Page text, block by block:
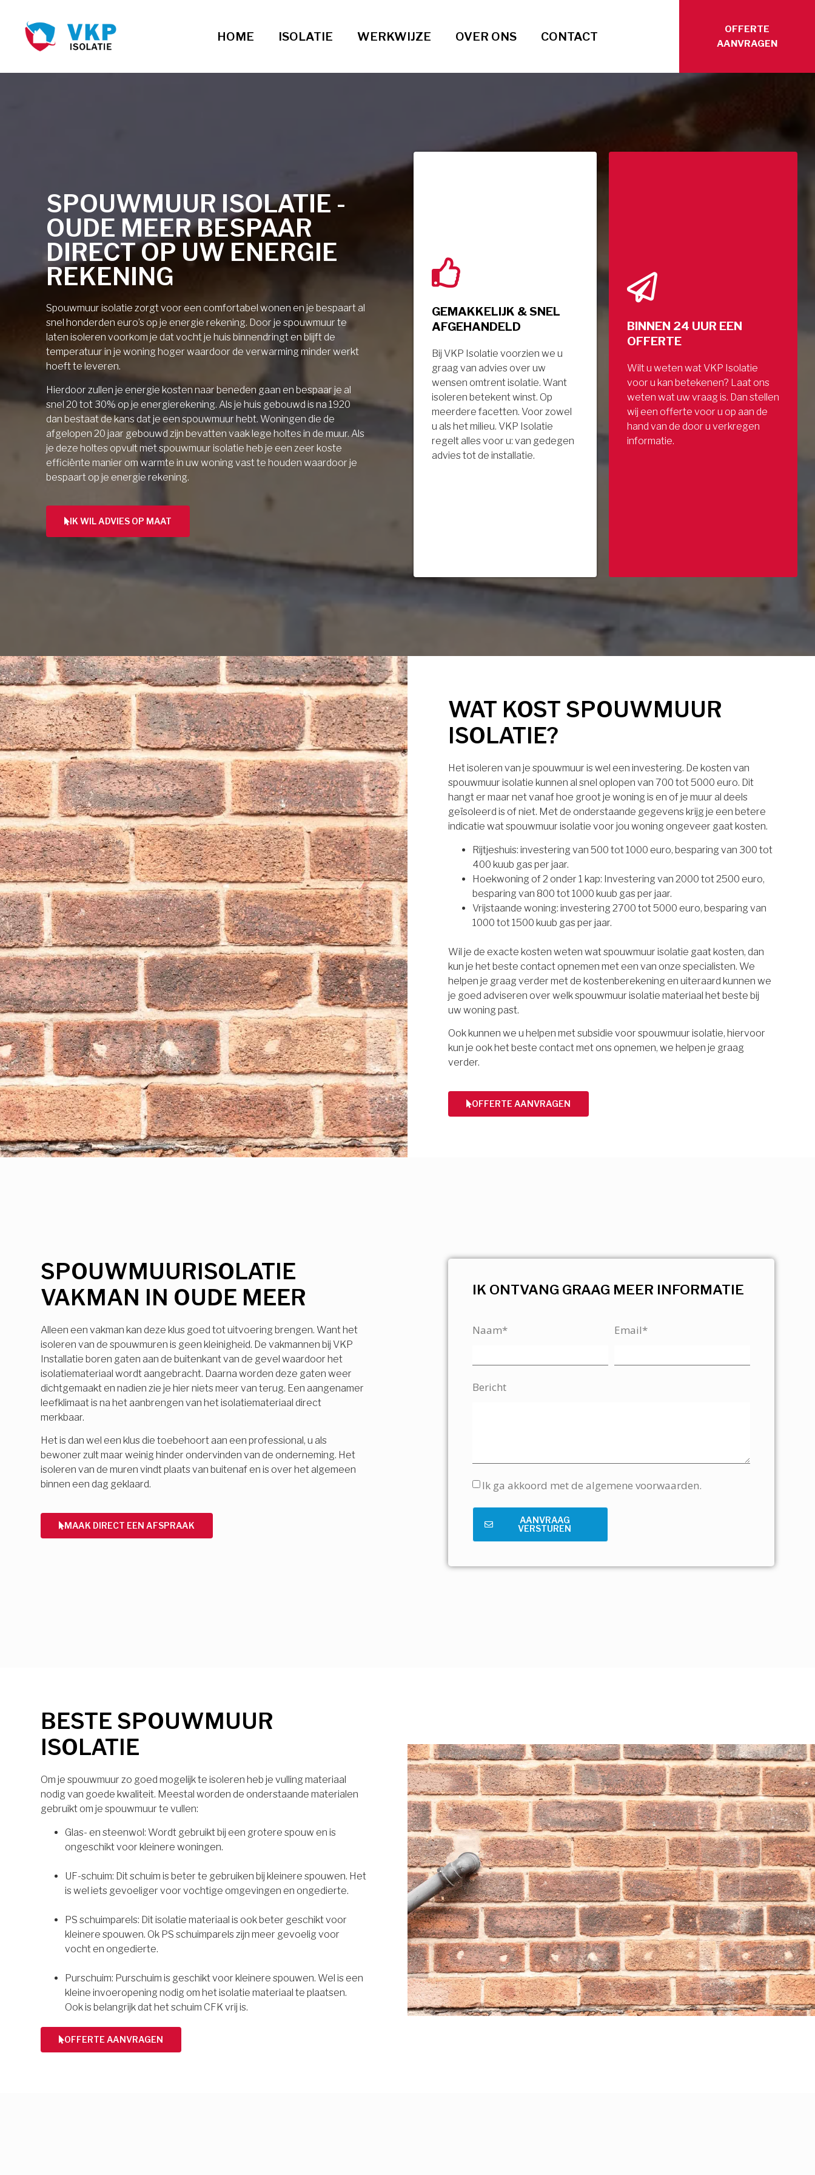
HOME ISOLATIE WERKWIJZE OVER ONS CONTACT
OFFERTE
AANVRAGEN
SPOUWMUUR ISOLATIE -
OUDE MEER BESPAAR
DIRECT OP UW ENERGIE
REKENING
Spouwmuur isolatie zorgt voor een comfortabel wonen en je bespaart al
snel honderden euro’s op je energie rekening. Door je spouwmuur te
laten isoleren voorkom je dat vocht je huis binnendringt en blijft de
temperatuur in je woning hoger waardoor de verwarming minder werkt
hoeft te leveren.
Hierdoor zullen je energie kosten naar beneden gaan en bespaar je al
snel 20 tot 30% op je energierekening. Als je huis gebouwd is na 1920
dan bestaat de kans dat je een spouwmuur hebt. Woningen die de
afgelopen 20 jaar gebouwd zijn bevatten vaak lege holtes in de muur. Als
je deze holtes opvult met spouwmuur isolatie heb je een zeer koste
efficiënte manier om warmte in uw woning vast te houden waardoor je
bespaart op je energie rekening.
IK WIL ADVIES OP MAAT
GEMAKKELIJK & SNEL
AFGEHANDELD
Bij VKP Isolatie voorzien we u
graag van advies over uw
wensen omtrent isolatie. Want
isoleren betekent winst. Op
meerdere facetten. Voor zowel
u als het milieu. VKP Isolatie
regelt alles voor u: van gedegen
advies tot de installatie.
BINNEN 24 UUR EEN
OFFERTE
Wilt u weten wat VKP Isolatie
voor u kan betekenen? Laat ons
weten wat uw vraag is. Dan stellen
wij een offerte voor u op aan de
hand van de door u verkregen
informatie.
WAT KOST SPOUWMUUR
ISOLATIE?
Het isoleren van je spouwmuur is wel een investering. De kosten van
spouwmuur isolatie kunnen al snel oplopen van 700 tot 5000 euro. Dit
hangt er maar net vanaf hoe groot je woning is en of je muur al deels
geïsoleerd is of niet. Met de onderstaande gegevens krijg je een betere
indicatie wat spouwmuur isolatie voor jou woning ongeveer gaat kosten.
Rijtjeshuis: investering van 500 tot 1000 euro, besparing van 300 tot
400 kuub gas per jaar.
Hoekwoning of 2 onder 1 kap: Investering van 2000 tot 2500 euro,
besparing van 800 tot 1000 kuub gas per jaar.
Vrijstaande woning: investering 2700 tot 5000 euro, besparing van
1000 tot 1500 kuub gas per jaar.
Wil je de exacte kosten weten wat spouwmuur isolatie gaat kosten, dan
kun je het beste contact opnemen met een van onze specialisten. We
helpen je graag verder met de kostenberekening en uiteraard kunnen we
je goed adviseren over welk spouwmuur isolatie materiaal het beste bij
uw woning past.
Ook kunnen we u helpen met subsidie voor spouwmuur isolatie, hiervoor
kun je ook het beste contact met ons opnemen, we helpen je graag
verder.
OFFERTE AANVRAGEN
SPOUWMUURISOLATIE
VAKMAN IN OUDE MEER
Alleen een vakman kan deze klus goed tot uitvoering brengen. Want het
isoleren van de spouwmuren is geen kleinigheid. De vakmannen bij VKP
Installatie boren gaten aan de buitenkant van de gevel waardoor het
isolatiemateriaal wordt aangebracht. Daarna worden deze gaten weer
dichtgemaakt en nadien zie je hier niets meer van terug. Een aangenamer
leefklimaat is na het aanbrengen van het isolatiemateriaal direct
merkbaar.
Het is dan wel een klus die toebehoort aan een professional, u als
bewoner zult maar weinig hinder ondervinden van de onderneming. Het
isoleren van de muren vindt plaats van buitenaf en is over het algemeen
binnen een dag geklaard.
MAAK DIRECT EEN AFSPRAAK
IK ONTVANG GRAAG MEER INFORMATIE
Naam* Email*
Bericht
Ik ga akkoord met de algemene voorwaarden.
AANVRAAG
VERSTUREN
BESTE SPOUWMUUR
ISOLATIE
Om je spouwmuur zo goed mogelijk te isoleren heb je vulling materiaal
nodig van goede kwaliteit. Meestal worden de onderstaande materialen
gebruikt om je spouwmuur te vullen:
Glas- en steenwol: Wordt gebruikt bij een grotere spouw en is
ongeschikt voor kleinere woningen.
UF-schuim: Dit schuim is beter te gebruiken bij kleinere spouwen. Het
is wel iets gevoeliger voor vochtige omgevingen en ongedierte.
PS schuimparels: Dit isolatie materiaal is ook beter geschikt voor
kleinere spouwen. Ok PS schuimparels zijn meer gevoelig voor
vocht en ongedierte.
Purschuim: Purschuim is geschikt voor kleinere spouwen. Wel is een
kleine invoeropening nodig om het isolatie materiaal te plaatsen.
Ook is belangrijk dat het schuim CFK vrij is.
OFFERTE AANVRAGEN